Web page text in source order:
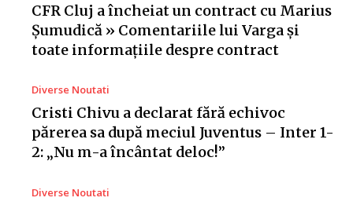
CFR Cluj a încheiat un contract cu Marius
Șumudică » Comentariile lui Varga și
toate informațiile despre contract
Diverse Noutati
Cristi Chivu a declarat fără echivoc
părerea sa după meciul Juventus – Inter 1-
2: „Nu m-a încântat deloc!”
Diverse Noutati